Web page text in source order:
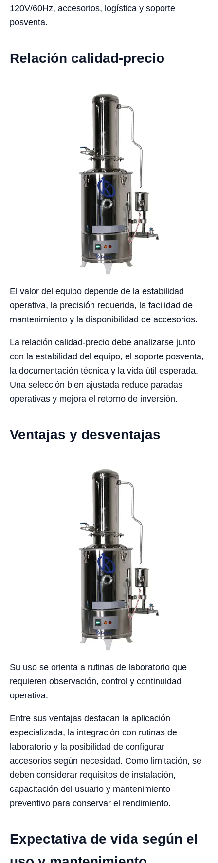
120V/60Hz, accesorios, logística y soporte
posventa.
Relación calidad-precio
El valor del equipo depende de la estabilidad
operativa, la precisión requerida, la facilidad de
mantenimiento y la disponibilidad de accesorios.
La relación calidad-precio debe analizarse junto
con la estabilidad del equipo, el soporte posventa,
la documentación técnica y la vida útil esperada.
Una selección bien ajustada reduce paradas
operativas y mejora el retorno de inversión.
Ventajas y desventajas
Su uso se orienta a rutinas de laboratorio que
requieren observación, control y continuidad
operativa.
Entre sus ventajas destacan la aplicación
especializada, la integración con rutinas de
laboratorio y la posibilidad de configurar
accesorios según necesidad. Como limitación, se
deben considerar requisitos de instalación,
capacitación del usuario y mantenimiento
preventivo para conservar el rendimiento.
Expectativa de vida según el